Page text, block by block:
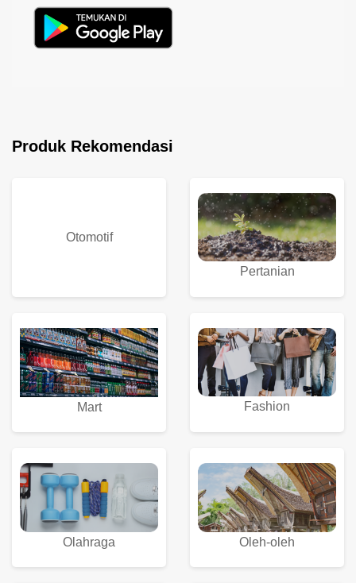
Produk Rekomendasi
Otomotif
Pertanian
Mart Fashion
Olahraga Oleh-oleh